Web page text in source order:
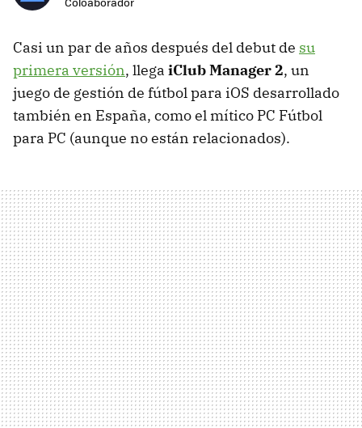
Casi un par de años después del debut de su
primera versión, llega iClub Manager 2, un
juego de gestión de fútbol para iOS desarrollado
también en España, como el mítico PC Fútbol
para PC (aunque no están relacionados).